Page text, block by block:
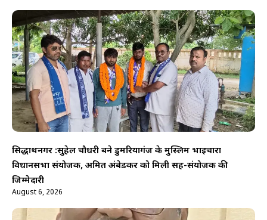
सिद्धार्थनगर :सुहेल चौधरी बने डुमरियागंज के मुस्लिम भाईचारा
विधानसभा संयोजक, अमित अंबेडकर को मिली सह-संयोजक की
जिम्मेदारी
August 6, 2026